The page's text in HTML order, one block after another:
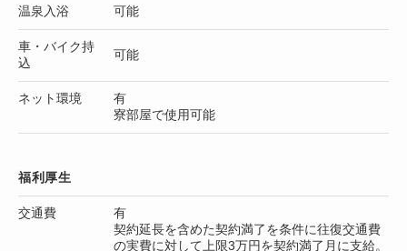
温泉入浴 可能
車・バイク持
込
可能
ネット環境
有
寮部屋で使用可能
福利厚生
交通費
有
契約延長を含めた契約満了を条件に往復交通費
の実費に対して上限3万円を契約満了月に支給。